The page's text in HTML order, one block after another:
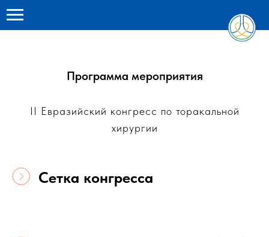
Программа мероприятия
II Евразийский конгресс по торакальной
хирургии
Сетка конгресса